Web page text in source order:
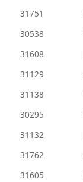
31751
30538
31608
31129
31138
30295
31132
31762
31605